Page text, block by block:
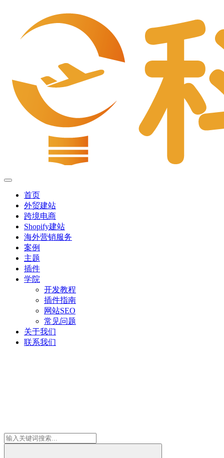
首页
外贸建站
跨境电商
Shopify建站
海外营销服务
案例
主题
插件
学院
开发教程
插件指南
网站SEO
常见问题
关于我们
联系我们